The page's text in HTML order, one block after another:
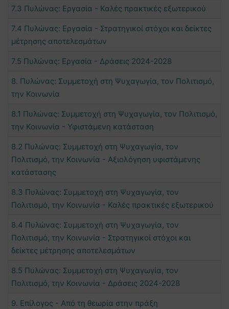
7.3 Πυλώνας: Εργασία - Καλές πρακτικές εξωτερικού
7.4 Πυλώνας: Εργασία - Στρατηγικοί στόχοι και δείκτες
μέτρησης αποτελεσμάτων
7.5 Πυλώνας: Εργασία - Δράσεις 2024-2028
8. Πυλώνας: Συμμετοχή στη Ψυχαγωγία, τον Πολιτισμό,
την Κοινωνία
8.1 Πυλώνας: Συμμετοχή στη Ψυχαγωγία, τον Πολιτισμό,
την Κοινωνία - Υφιστάμενη κατάσταση
8.2 Πυλώνας: Συμμετοχή στη Ψυχαγωγία, τον
Πολιτισμό, την Κοινωνία - Αξιολόγηση υφιστάμενης
κατάστασης
8.3 Πυλώνας: Συμμετοχή στη Ψυχαγωγία, τον
Πολιτισμό, την Κοινωνία - Καλές πρακτικές εξωτερικού
8.4 Πυλώνας: Συμμετοχή στη Ψυχαγωγία, τον
Πολιτισμό, την Κοινωνία - Στρατηγικοί στόχοι και
δείκτες μέτρησης αποτελεσμάτων
8.5 Πυλώνας: Συμμετοχή στη Ψυχαγωγία, τον
Πολιτισμό, την Κοινωνία - Δράσεις 2024-2028
9. Επίλογος - Από τη θεωρία στην πράξη